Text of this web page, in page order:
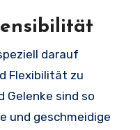
darauf
Flexibilität zu
Gelenke sind so
und geschmeidige